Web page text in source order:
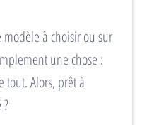
modèle à choisir ou sur
une chose :
Alors, prêt à